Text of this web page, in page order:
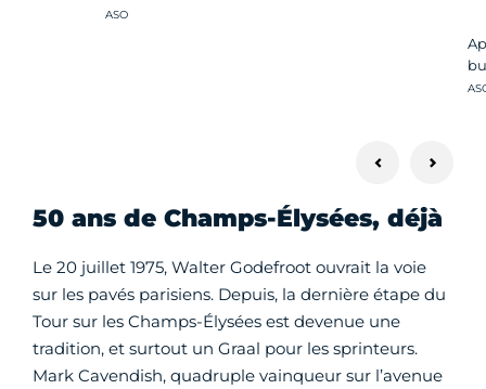
Crédit photo :
ASO
50 ans de Champs-Élysées, déjà
Le 20 juillet 1975, Walter Godefroot ouvrait la voie
sur les pavés parisiens. Depuis, la dernière étape du
Tour sur les Champs-Élysées est devenue une
tradition, et surtout un Graal pour les sprinteurs.
Mark Cavendish, quadruple vainqueur sur l’avenue